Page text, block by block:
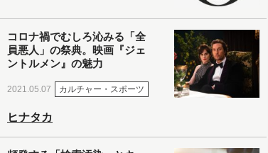
コロナ禍でむしろ沁みる「全
員悪人」の祭典。映画『ジェ
ントルメン』の魅力
2021.05.07 カルチャー・スポーツ
ヒナタカ